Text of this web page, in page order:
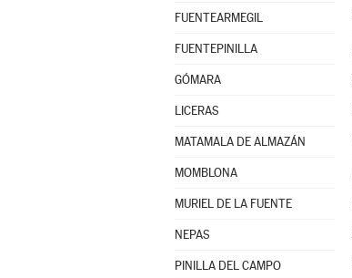
FUENTEARMEGIL
FUENTEPINILLA
GÓMARA
LICERAS
MATAMALA DE ALMAZÁN
MOMBLONA
MURIEL DE LA FUENTE
NEPAS
PINILLA DEL CAMPO